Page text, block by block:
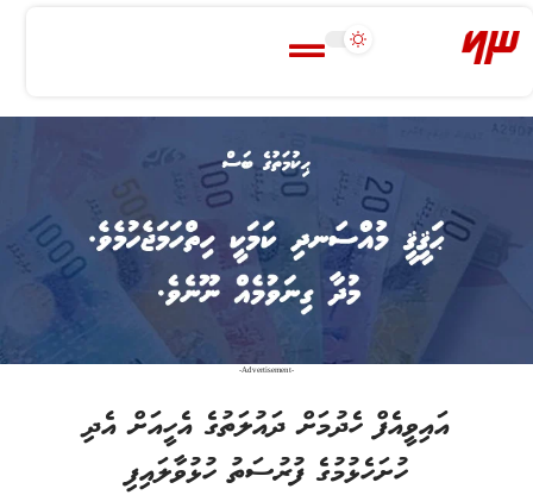
-Advertisement-
އައިވީއެފް ހެދުމަށް ދައުލަތުގެ އެހީއަށް އެދި
ހުށަހެޅުމުގެ ފުރުސަތު ހުޅުވާލައިފި